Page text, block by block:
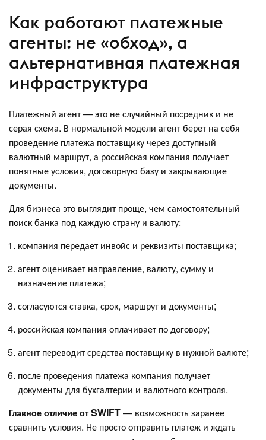
Как работают платежные
агенты: не «обход», а
альтернативная платежная
инфраструктура
Платежный агент — это не случайный посредник и не
серая схема. В нормальной модели агент берет на себя
проведение платежа поставщику через доступный
валютный маршрут, а российская компания получает
понятные условия, договорную базу и закрывающие
документы.
Для бизнеса это выглядит проще, чем самостоятельный
поиск банка под каждую страну и валюту:
компания передает инвойс и реквизиты поставщика;
агент оценивает направление, валюту, сумму и
назначение платежа;
согласуются ставка, срок, маршрут и документы;
российская компания оплачивает по договору;
агент переводит средства поставщику в нужной валюте;
после проведения платежа компания получает
документы для бухгалтерии и валютного контроля.
Главное отличие от SWIFT— возможность заранее
сравнить условия. Не просто отправить платеж и ждать